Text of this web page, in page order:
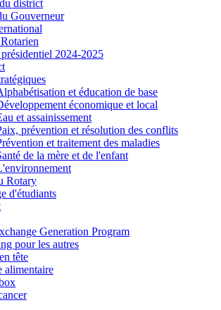
district
Gouverneur
2024-2025
et éducation de base
économique et local
et assainissement
prévention et résolution des conflits
et traitement des maladies
de la mère et de l'enfant
Rotary
d'étudiants
Generation Program
pour les autres
tête
alimentaire